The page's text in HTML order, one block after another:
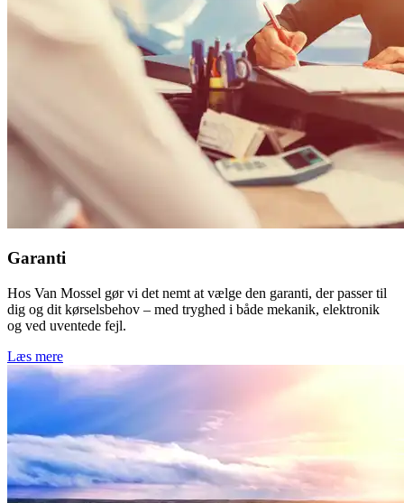
Garanti
Hos Van Mossel gør vi det nemt at vælge den garanti, der passer til
dig og dit kørselsbehov – med tryghed i både mekanik, elektronik
og ved uventede fejl.
Læs mere